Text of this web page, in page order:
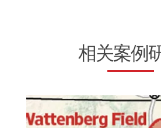
相关案例